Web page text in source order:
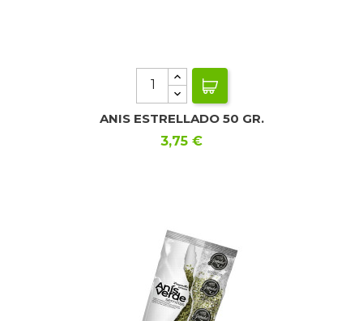
ANIS ESTRELLADO 50 GR.
Precio
3,75 €